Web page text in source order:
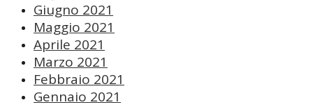
Giugno 2021
Maggio 2021
Aprile 2021
Marzo 2021
Febbraio 2021
Gennaio 2021